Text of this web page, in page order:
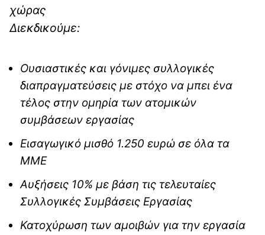
χώρας
Διεκδικούμε:
Ουσιαστικές και γόνιμες συλλογικές
διαπραγματεύσεις με στόχο να μπει ένα
τέλος στην ομηρία των ατομικών
συμβάσεων εργασίας
Εισαγωγικό μισθό 1.250 ευρώ σε όλα τα
ΜΜΕ
Αυξήσεις 10% με βάση τις τελευταίες
Συλλογικές Συμβάσεις Εργασίας
Κατοχύρωση των αμοιβών για την εργασία